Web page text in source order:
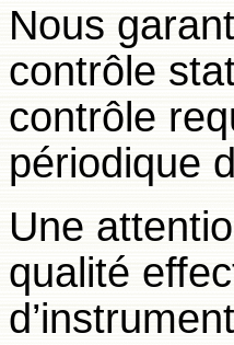
Nous
contrôle
contrôle
périodique
Une
qualité